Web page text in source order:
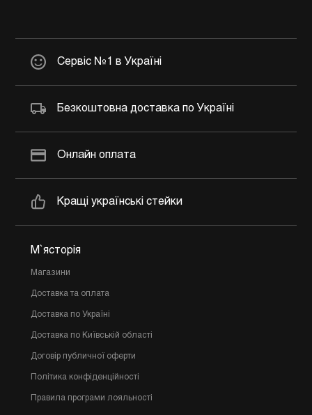
Сервіс №1 в Україні
Безкоштовна доставка по Україні
Онлайн оплата
Кращі українські стейки
М`ясторія
Магазини
Доставка та оплата
Доставка по Україні
Доставка по Київській області
Договір публичної оферти
Політика конфіденційності
Правила програми лояльності